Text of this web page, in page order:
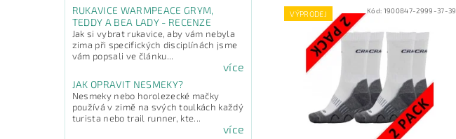
RUKAVICE WARMPEACE GRYM,
TEDDY A BEA LADY - RECENZE
Jak si vybrat rukavice, aby vám nebyla
zima při specifických disciplínách jsme
vám popsali ve článku...
více
JAK OPRAVIT NESMEKY?
Nesmeky nebo horolezecké mačky
používá v zimě na svých toulkách každý
turista nebo trail runner, kte...
více
VÝPRODEJ Kód: 1900847-2999-37-39